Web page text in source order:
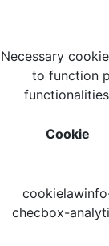
Necessary
to function
Cookie
checbox-